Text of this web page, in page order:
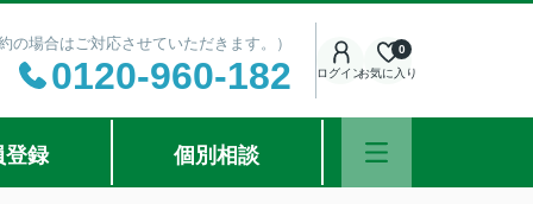
場合はご対応させていただきます。）
0120-960-182 ログインお気に入り
0
登録 個別相談